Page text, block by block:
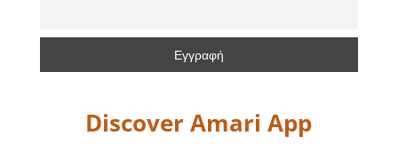
Discover Amari App